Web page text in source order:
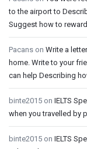
to the airport to
Suggest how to
Pacans on Write a
home. Write to your
can help Describing
binte2015 on IELTS
when you travelled by
binte2015 on IELTS